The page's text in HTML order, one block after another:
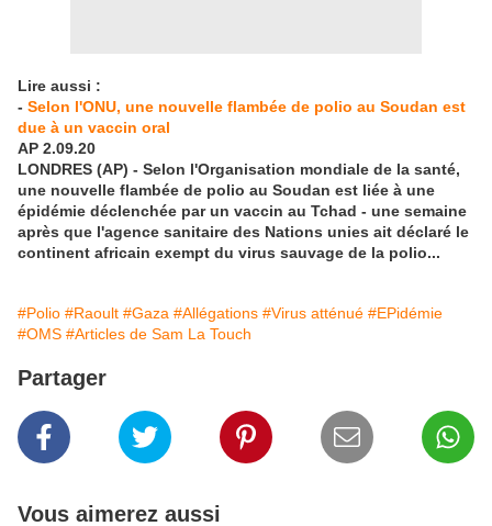
Lire aussi :
- Selon l'ONU, une nouvelle flambée de polio au Soudan est
due à un vaccin oral
AP 2.09.20
LONDRES (AP) - Selon l'Organisation mondiale de la santé,
une nouvelle flambée de polio au Soudan est liée à une
épidémie déclenchée par un vaccin au Tchad - une semaine
après que l'agence sanitaire des Nations unies ait déclaré le
continent africain exempt du virus sauvage de la polio...
#Polio #Raoult #Gaza #Allégations #Virus atténué #EPidémie
#OMS #Articles de Sam La Touch
Partager
Vous aimerez aussi